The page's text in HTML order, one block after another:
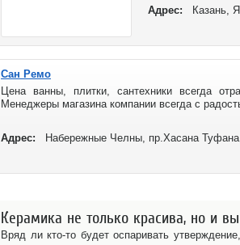
Адрес:
Казань,
Сан Ремо
Цена ванны, плитки, сантехники всегда
Менеджеры магазина компании всегда с
Адрес: Набережные Челны, пр.Хасана
Керамика не только красива, но и
Вряд ли кто-то будет оспаривать